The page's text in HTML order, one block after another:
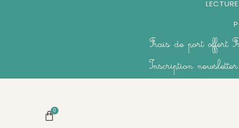
Frais de port offert
Inscription
0
Panier